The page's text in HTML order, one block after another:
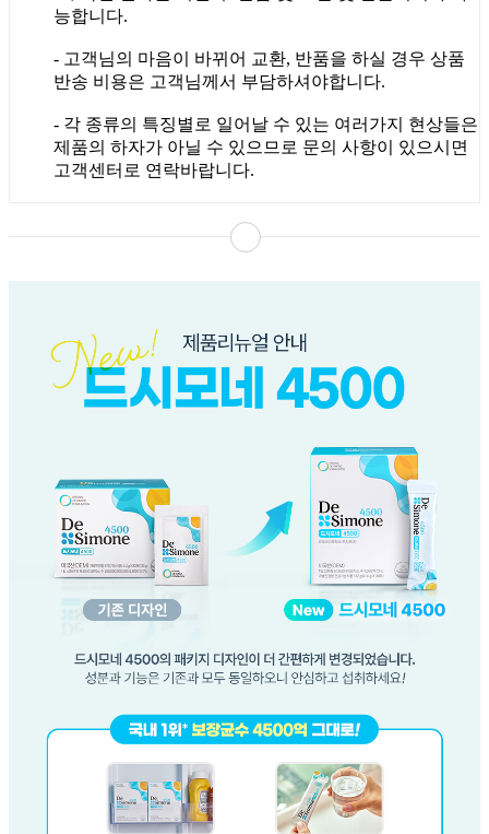
능합니다.
- 고객님의 마음이 바뀌어 교환, 반품을 하실 경우 상품
반송 비용은 고객님께서 부담하셔야합니다.
- 각 종류의 특징별로 일어날 수 있는 여러가지 현상들은
제품의 하자가 아닐 수 있으므로 문의 사항이 있으시면
고객센터로 연락바랍니다.